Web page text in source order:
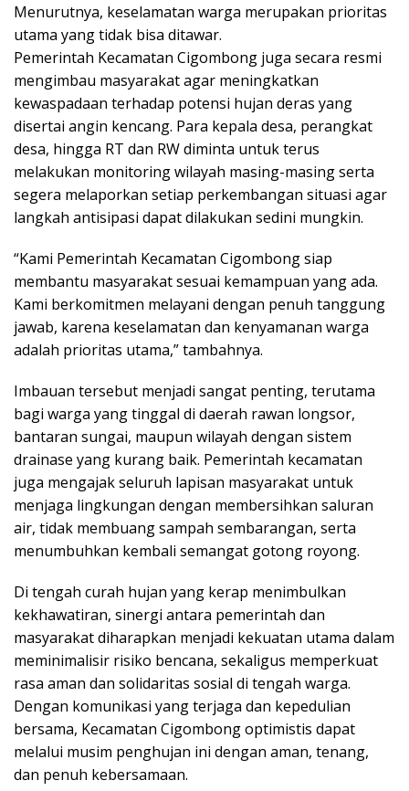
Menurutnya, keselamatan warga merupakan prioritas
utama yang tidak bisa ditawar.
Pemerintah Kecamatan Cigombong juga secara resmi
mengimbau masyarakat agar meningkatkan
kewaspadaan terhadap potensi hujan deras yang
disertai angin kencang. Para kepala desa, perangkat
desa, hingga RT dan RW diminta untuk terus
melakukan monitoring wilayah masing-masing serta
segera melaporkan setiap perkembangan situasi agar
langkah antisipasi dapat dilakukan sedini mungkin.
“Kami Pemerintah Kecamatan Cigombong siap
membantu masyarakat sesuai kemampuan yang ada.
Kami berkomitmen melayani dengan penuh tanggung
jawab, karena keselamatan dan kenyamanan warga
adalah prioritas utama,” tambahnya.
Imbauan tersebut menjadi sangat penting, terutama
bagi warga yang tinggal di daerah rawan longsor,
bantaran sungai, maupun wilayah dengan sistem
drainase yang kurang baik. Pemerintah kecamatan
juga mengajak seluruh lapisan masyarakat untuk
menjaga lingkungan dengan membersihkan saluran
air, tidak membuang sampah sembarangan, serta
menumbuhkan kembali semangat gotong royong.
Di tengah curah hujan yang kerap menimbulkan
kekhawatiran, sinergi antara pemerintah dan
masyarakat diharapkan menjadi kekuatan utama dalam
meminimalisir risiko bencana, sekaligus memperkuat
rasa aman dan solidaritas sosial di tengah warga.
Dengan komunikasi yang terjaga dan kepedulian
bersama, Kecamatan Cigombong optimistis dapat
melalui musim penghujan ini dengan aman, tenang,
dan penuh kebersamaan.